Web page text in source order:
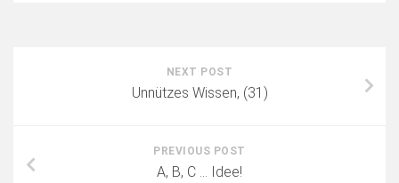
NEXT POST
Unnützes Wissen, (31)
PREVIOUS POST
A, B, C … Idee!